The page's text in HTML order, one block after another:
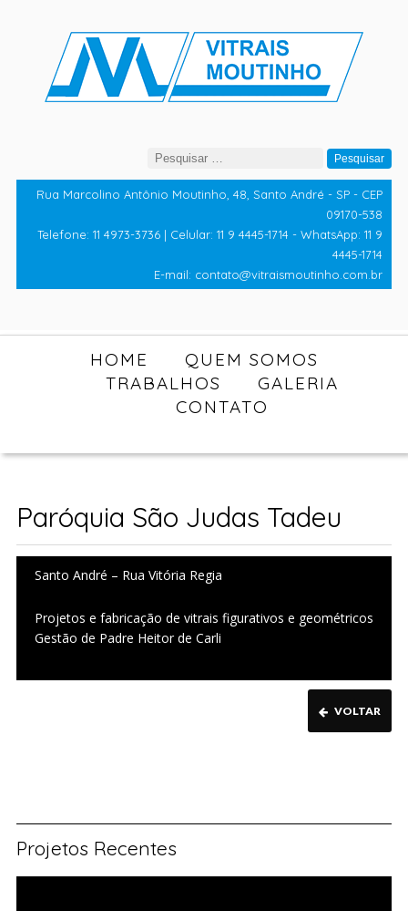
Pesquisar
por:
Rua Marcolino Antônio Moutinho, 48, Santo André - SP - CEP
09170-538
Telefone: 11 4973-3736 | Celular: 11 9 4445-1714 - WhatsApp: 11 9
4445-1714
E-mail: contato@vitraismoutinho.com.br
HOME
QUEM SOMOS
TRABALHOS
GALERIA
CONTATO
Paróquia São Judas Tadeu
Santo André – Rua Vitória Regia
Projetos e fabricação de vitrais figurativos e geométricos
Gestão de Padre Heitor de Carli
VOLTAR
Projetos Recentes